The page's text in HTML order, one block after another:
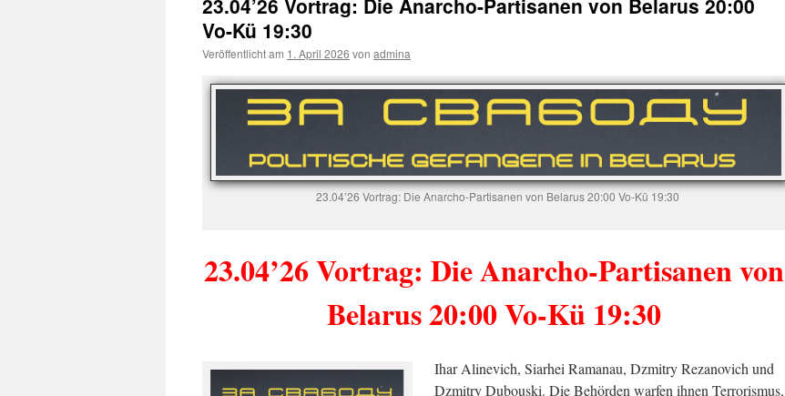
23.04’26 Vortrag: Die Anarcho-Partisanen von Belarus 20:00
Vo-Kü 19:30
Veröffentlicht am 1. April 2026 von admina
23.04’26 Vortrag: Die Anarcho-Partisanen von Belarus 20:00 Vo-Kü 19:30
23.04’26 Vortrag: Die Anarcho-Partisanen von
Belarus 20:00 Vo-Kü 19:30
Ihar Alinevich, Siarhei Ramanau, Dzmitry Rezanovich und
Dzmitry Dubouski. Die Behörden warfen ihnen Terrorismus,